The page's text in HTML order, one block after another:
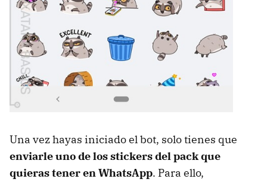
Una vez hayas iniciado el bot, solo tienes que
enviarle uno de los stickers del pack que
quieras tener en WhatsApp. Para ello,